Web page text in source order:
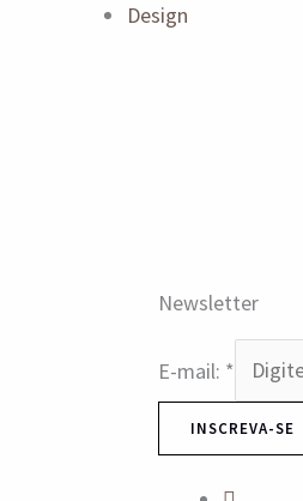
Design
Newsletter
E-mail: *
INSCREVA-SE